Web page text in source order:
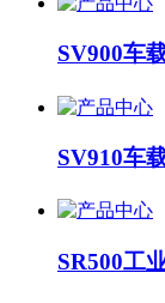
SV900车
SV910车
SR500工